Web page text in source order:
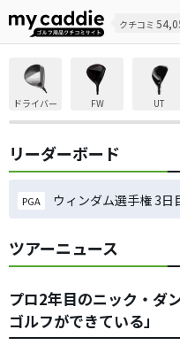
クチコミ
ドライバー FW UT
リーダーボード
PGA ウィンダム選手権 3日
ツアーニュース
プロ2年目のニック・ダ
ゴルフができている」